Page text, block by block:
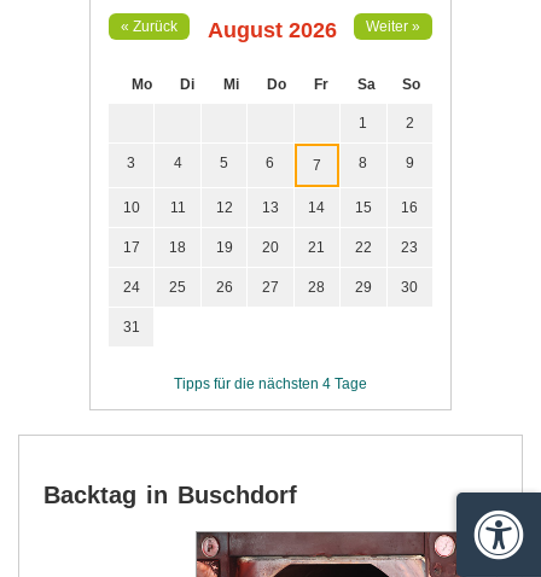
« Zurück August 2026 Weiter »
Mo Di Mi Do Fr Sa So
1 2
3 4 5 6 7 8 9
10 11 12 13 14 15 16
17 18 19 20 21 22 23
24 25 26 27 28 29 30
31
Tipps für die nächsten 4 Tage
Backtag in Buschdorf